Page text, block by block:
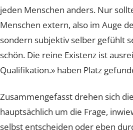
geht, kann ich die Aussauge
Schönheit im Auge des
spitzfindig scheinen. Und ja,
jeden Menschen anders. Nur
Menschen extern, also im Auge
sondern subjektiv selber
schön. Die reine Existenz ist
Qualifikation.» haben Platz